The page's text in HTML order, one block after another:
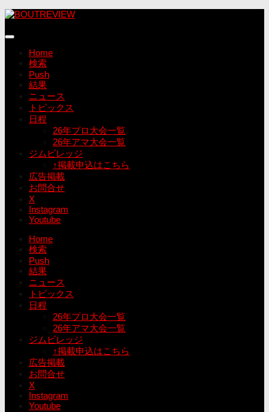
コ
テ
Home
検索
Push
結果
ニュース
トピックス
日程
26年プロ大会一覧
26年アマ大会一覧
ジムビレッジ
↑掲載申込はこちら
広告掲載
お問合せ
X
Instagram
Youtube
Home
検索
Push
結果
ニュース
トピックス
日程
26年プロ大会一覧
26年アマ大会一覧
ジムビレッジ
↑掲載申込はこちら
広告掲載
お問合せ
X
Instagram
Youtube